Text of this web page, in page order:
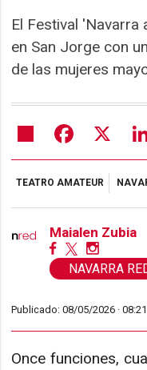
El Festival 'Navarra
en San Jorge con
de las mujeres
Share Facebook
TEATRO AMATEUR
Maialen Zubia
NAVARRA
Publicado: 08/05/2026 ·08:21
Once funciones,